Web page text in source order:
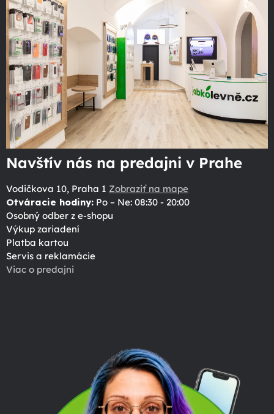
Navštív nás na predajni v Prahe
Vodičkova 10, Praha 1 Zobraziť na mape
Otváracie hodiny: Po – Ne: 08:30 - 20:00
Osobný odber z e-shopu
Výkup zariadení
Platba kartou
Servis a reklamácie
Viac o predajni